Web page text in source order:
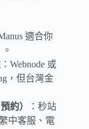
適合你
：Webnode 或
，但台灣金
約）
：秒站
中客服、電